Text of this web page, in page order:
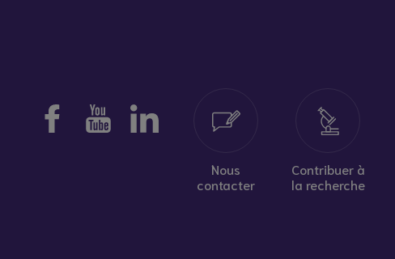
Nous
contacter
Contribuer à
la recherche